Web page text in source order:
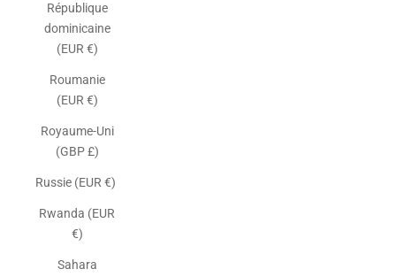
République
dominicaine
(EUR €)
Roumanie
(EUR €)
Royaume-Uni
(GBP £)
Russie (EUR €)
Rwanda (EUR
€)
Sahara